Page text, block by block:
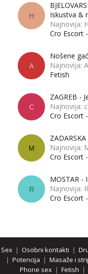
H
Iskustva &
Najnovija:
Cro Escort
A
Nošene
Najnovija:
Fetish
C
ZAGREB -
Najnovija:
Cro Escort
M
Najnovija:
Cro Escort
R
MOSTAR -
Najnovija:
Cro Escort
Sex| Osobni kontakti |
| Potencija | Masaže i
Phone sex| Fetish |